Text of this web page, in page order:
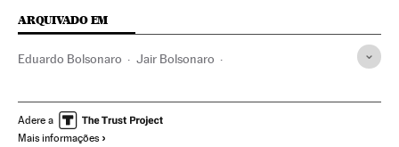
ARQUIVADO EM
Eduardo Bolsonaro Jair Bolsonaro
Chile Ditadura Militar Brasil
Adere a
Mais informações